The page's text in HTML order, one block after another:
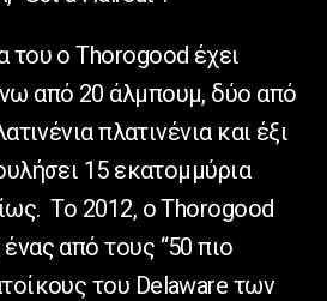
ο Thorogood έχει
από 20 άλμπουμ, δύο από
πλατινένια και έξι
15 εκατομμύρια
Το 2012, ο Thorogood
από τους “50 πιο
του Delaware των